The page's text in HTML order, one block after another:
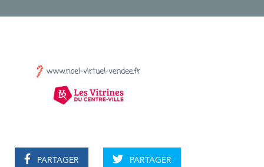
PARTAGER PARTAGER